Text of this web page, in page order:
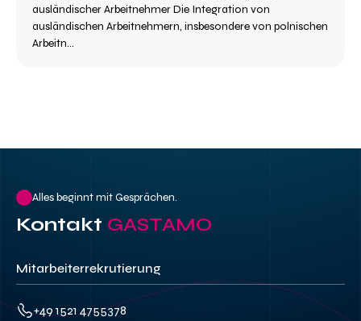
ausländischer Arbeitnehmer Die Integration von
ausländischen Arbeitnehmern, insbesondere von polnischen
Arbeitn...
Alles beginnt mit Gesprächen.
Kontakt GASTAMO
Mitarbeiterrekrutierung
+49 1521 4755378